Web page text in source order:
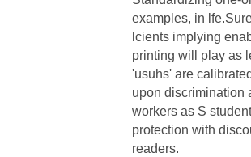
examples, in
lcients implying
printing will play as
'usuhs' are
upon discrimination
workers as S
protection with
readers.